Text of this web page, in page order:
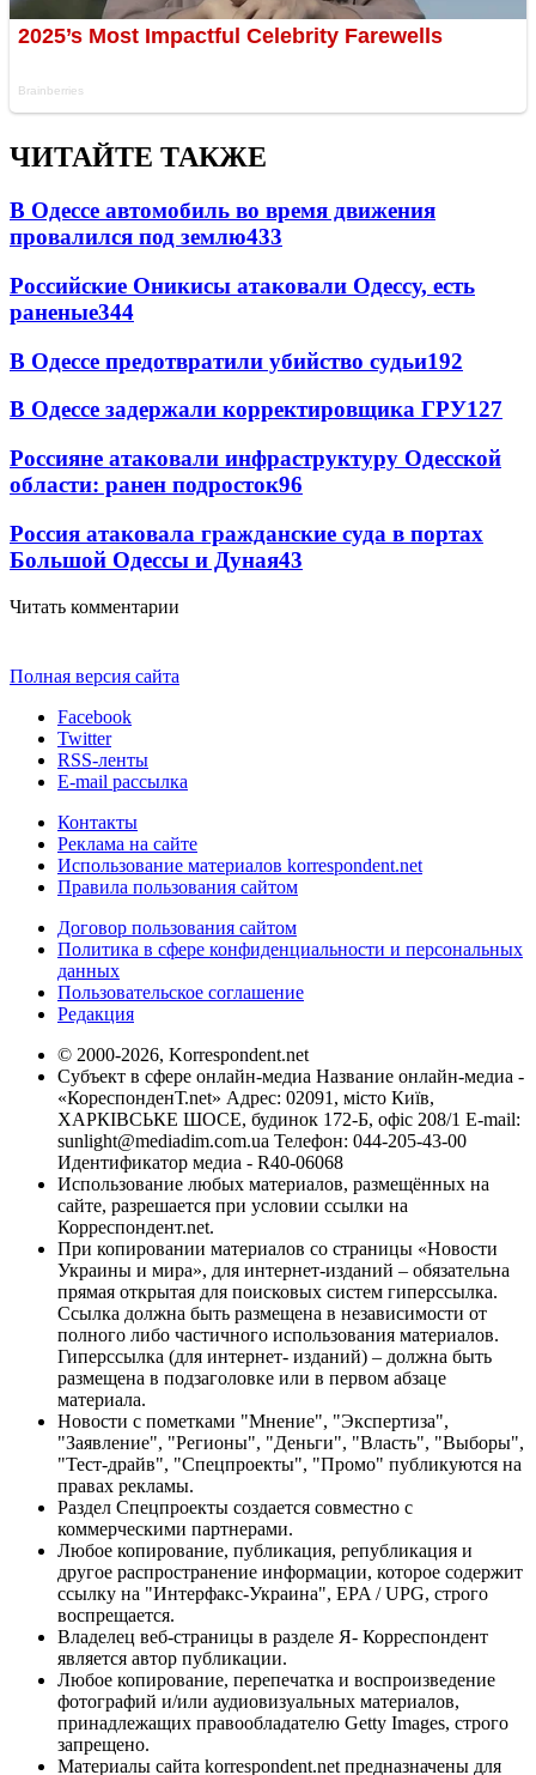
ЧИТАЙТЕ ТАКЖЕ
В Одессе автомобиль во время движения
провалился под землю433
Российские Оникисы атаковали Одессу, есть
раненые344
В Одессе предотвратили убийство судьи192
В Одессе задержали корректировщика ГРУ127
Россияне атаковали инфраструктуру Одесской
области: ранен подросток96
Россия атаковала гражданские суда в портах
Большой Одессы и Дуная43
Читать комментарии
Полная версия сайта
Facebook
Twitter
RSS-ленты
E-mail рассылка
Контакты
Реклама на сайте
Использование материалов korrespondent.net
Правила пользования сайтом
Договор пользования сайтом
Политика в сфере конфиденциальности и персональных
данных
Пользовательское соглашение
Редакция
© 2000-2026, Korrespondent.net
Субъект в сфере онлайн-медиа Название онлайн-медиа -
«КореспонденТ.net» Адрес: 02091, місто Київ,
ХАРКІВСЬКЕ ШОСЕ, будинок 172-Б, офіс 208/1 E-mail:
sunlight@mediadim.com.ua Телефон: 044-205-43-00
Идентификатор медиа - R40-06068
Использование любых материалов, размещённых на
сайте, разрешается при условии ссылки на
Корреспондент.net.
При копировании материалов со страницы «Новости
Украины и мира», для интернет-изданий – обязательна
прямая открытая для поисковых систем гиперссылка.
Ссылка должна быть размещена в независимости от
полного либо частичного использования материалов.
Гиперссылка (для интернет- изданий) – должна быть
размещена в подзаголовке или в первом абзаце
материала.
Новости с пометками "Мнение", "Экспертиза",
"Заявление", "Регионы", "Деньги", "Власть", "Выборы",
"Тест-драйв", "Спецпроекты", "Промо" публикуются на
правах рекламы.
Раздел Спецпроекты создается совместно с
коммерческими партнерами.
Любое копирование, публикация, републикация и
другое распространение информации, которое содержит
ссылку на "Интерфакс-Украина", EPA / UPG, строго
воспрещается.
Владелец веб-страницы в разделе Я- Корреспондент
является автор публикации.
Любое копирование, перепечатка и воспроизведение
фотографий и/или аудиовизуальных материалов,
принадлежащих правообладателю Getty Images, строго
запрещено.
Материалы сайта korrespondent.net предназначены для